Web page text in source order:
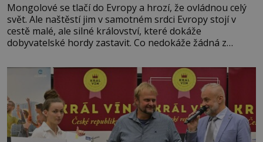
Mongolové se tlačí do Evropy a hrozí, že ovládnou celý
svět. Ale naštěstí jim v samotném srdci Evropy stojí v
cestě malé, ale silné království, které dokáže
dobyvatelské hordy zastavit. Co nedokáže žádná z
král. Nebo že by ne? Mongolové od roku 1223 postupují
podél Kaspického a Azovského moře,